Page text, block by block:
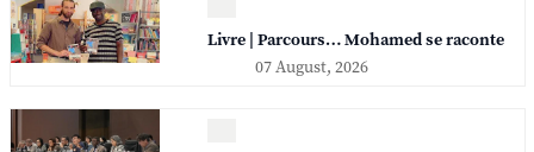
Livre | Parcours… Mohamed se raconte
07 August, 2026